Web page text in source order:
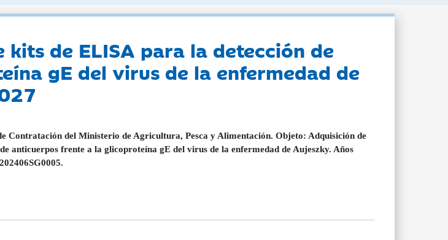
de ELISA para la detección de
gE del virus de la enfermedad de
Contratación del Ministerio de Agricultura, Pesca y Alimentación. Objeto: Adquisición de
anticuerpos frente a la glicoproteína gE del virus de la enfermedad de Aujeszky. Años